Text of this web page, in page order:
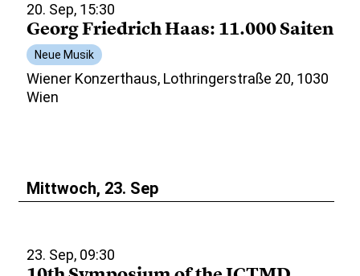
20. Sep, 15:30
Georg Friedrich Haas: 11.000 Saiten
Neue Musik
Wiener Konzerthaus, Lothringerstraße 20, 1030
Wien
Mittwoch, 23. Sep
23. Sep, 09:30